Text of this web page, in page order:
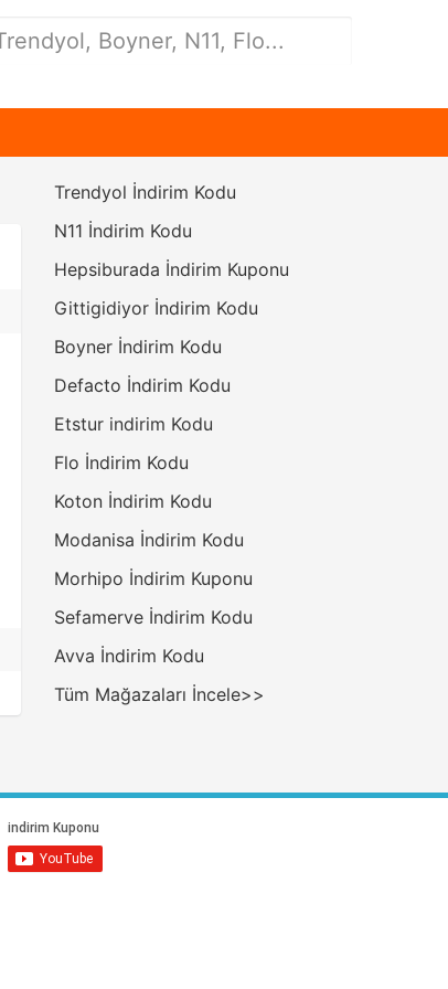
Trendyol İndirim Kodu
N11 İndirim Kodu
Hepsiburada İndirim Kuponu
Gittigidiyor İndirim Kodu
Boyner İndirim Kodu
Defacto İndirim Kodu
Etstur indirim Kodu
Flo İndirim Kodu
Koton İndirim Kodu
Modanisa İndirim Kodu
Morhipo İndirim Kuponu
Sefamerve İndirim Kodu
Avva İndirim Kodu
Tüm Mağazaları İncele>>